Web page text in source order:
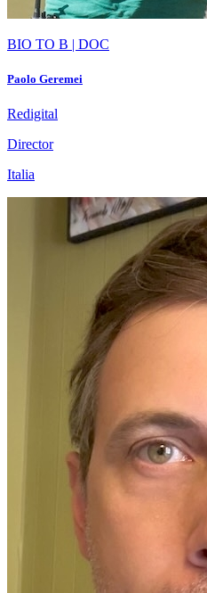
BIO TO B | DOC
Paolo Geremei
Redigital
Director
Italia